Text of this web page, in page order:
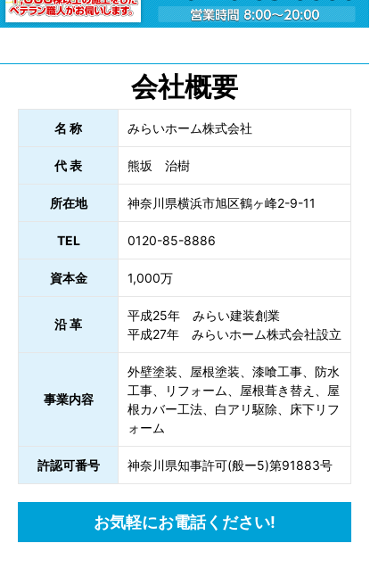
会社概要
名 称 みらいホーム株式会社
代 表 熊坂 治樹
所在地 神奈川県横浜市旭区鶴ヶ峰2-9-11
TEL 0120-85-8886
資本金 1,000万
沿 革
平成25年 みらい建装創業
平成27年 みらいホーム株式会社設立
事業内容
外壁塗装、屋根塗装、漆喰工事、防水
工事、リフォーム、屋根葺き替え、屋
根カバー工法、白アリ駆除、床下リフ
ォーム
許認可番号 神奈川県知事許可(般ー5)第91883号
お気軽にお電話ください!